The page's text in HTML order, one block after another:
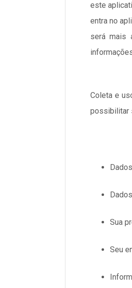
este
entra no
será mais
Coleta e
possibilitar
Sua
Seu